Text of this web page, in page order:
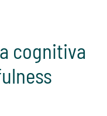
cognitiva